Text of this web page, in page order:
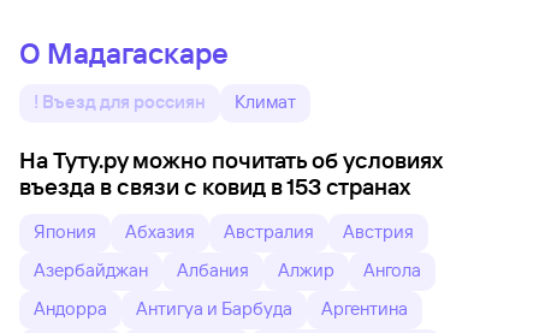
О Мадагаскаре
! Въезд для россиян Климат
На Туту.ру можно почитать об условиях
въезда в связи с ковид в 153 странах
Япония Абхазия Австралия
Австрия
Азербайджан
Албания Алжир
Ангола
Андорра
Антигуа и Барбуда
Аргентина